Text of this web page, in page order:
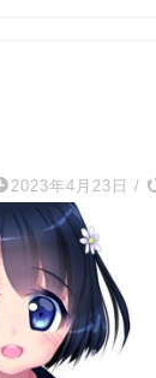
2023年4月23日 /